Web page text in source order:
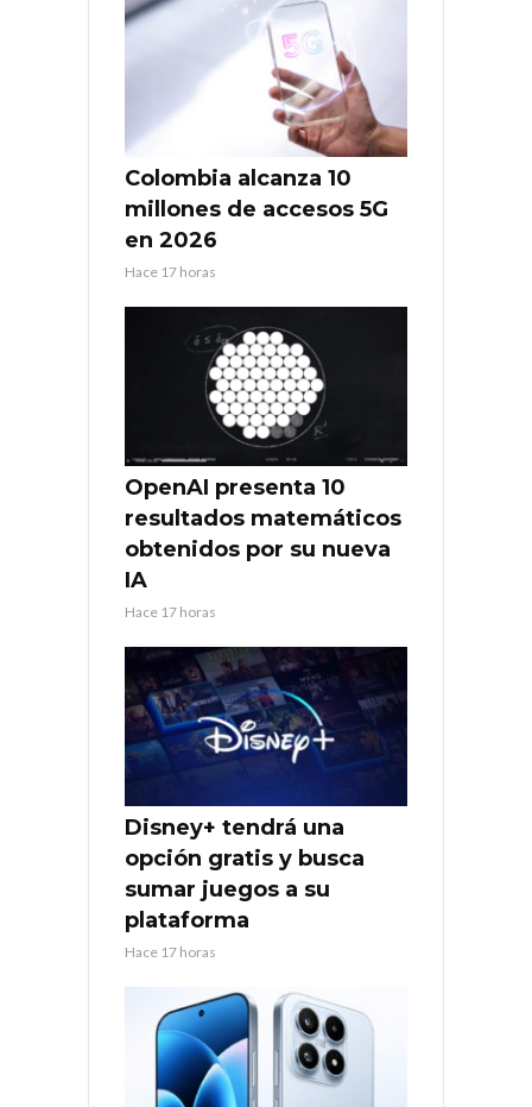
Colombia alcanza 10
millones de accesos 5G
en 2026
Hace 17 horas
OpenAI presenta 10
resultados matemáticos
obtenidos por su nueva
IA
Hace 17 horas
Disney+ tendrá una
opción gratis y busca
sumar juegos a su
plataforma
Hace 17 horas